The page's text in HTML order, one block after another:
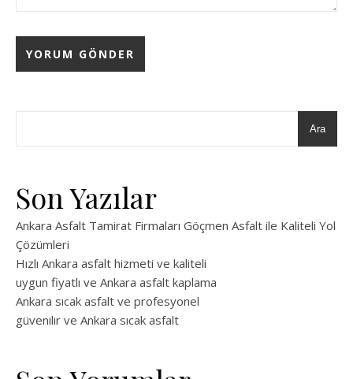
Ara
Son Yazılar
Ankara Asfalt Tamirat Firmaları Göçmen Asfalt ile Kaliteli Yol
Çözümleri
Hızlı Ankara asfalt hizmeti ve kaliteli
uygun fiyatlı ve Ankara asfalt kaplama
Ankara sıcak asfalt ve profesyonel
güvenilir ve Ankara sıcak asfalt